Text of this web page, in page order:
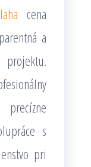
cena
a
s
pri